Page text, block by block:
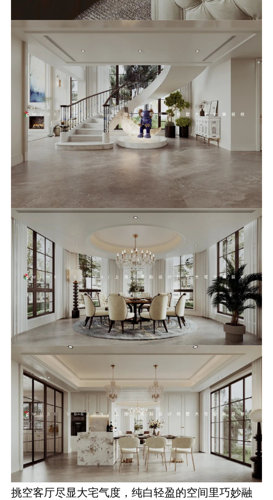
挑空客厅尽显大宅气度，纯白轻盈的空间里巧妙融